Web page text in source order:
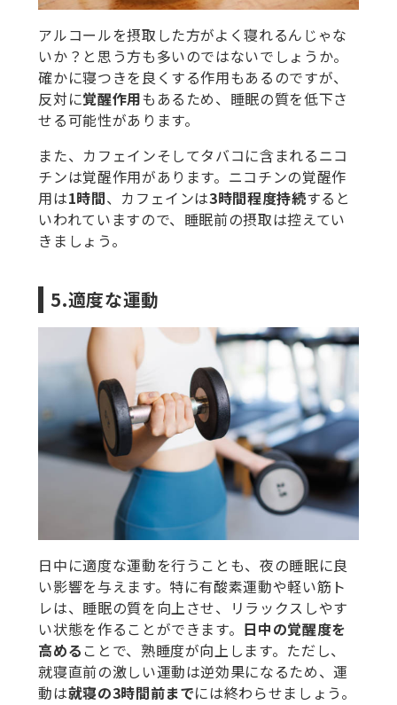
アルコールを摂取した方がよく寝れるんじゃな
いか？と思う方も多いのではないでしょうか。
確かに寝つきを良くする作用もあるのですが、
反対に覚醒作用もあるため、睡眠の質を低下さ
せる可能性があります。
また、カフェインそしてタバコに含まれるニコ
チンは覚醒作用があります。ニコチンの覚醒作
用は1時間、カフェインは3時間程度持続すると
いわれていますので、睡眠前の摂取は控えてい
きましょう。
5.適度な運動
日中に適度な運動を行うことも、夜の睡眠に良
い影響を与えます。特に有酸素運動や軽い筋ト
レは、睡眠の質を向上させ、リラックスしやす
い状態を作ることができます。 日中の覚醒度を
高める ことで、熟睡度が向上します。ただし、
就寝直前の激しい運動は逆効果になるため、運
動は就寝の3時間前までには終わらせましょう。